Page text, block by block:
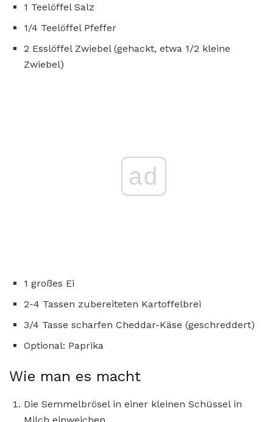
1 Teelöffel Salz
1/4 Teelöffel Pfeffer
2 Esslöffel Zwiebel (gehackt, etwa 1/2 kleine
Zwiebel)
ad
1 großes Ei
2-4 Tassen zubereiteten Kartoffelbrei
3/4 Tasse scharfen Cheddar-Käse (geschreddert)
Optional: Paprika
Wie man es macht
Die Semmelbrösel in einer kleinen Schüssel in
Milch einweichen.